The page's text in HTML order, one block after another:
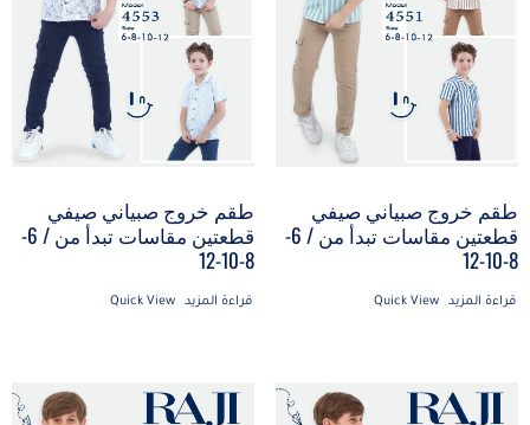
طقم خروج صبياني صيفي
قطعتين مقاسات تبدأ من / 6-
8-10-12
قراءة المزيد Quick View
طقم خروج صبياني صيفي
قطعتين مقاسات تبدأ من / 6-
8-10-12
قراءة المزيد Quick View